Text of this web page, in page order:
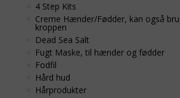
4 Step Kits
Creme Hænder/Fødder, kan også
kroppen
Dead Sea Salt
Fugt Maske, til hænder og fødder
Fodfil
Hård hud
Hårprodukter